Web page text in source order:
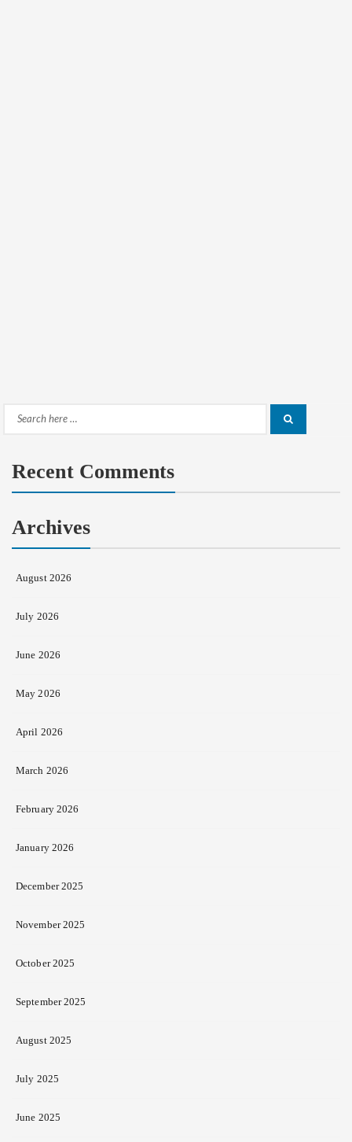
Search
Recent Comments
Archives
August 2026
July 2026
June 2026
May 2026
April 2026
March 2026
February 2026
January 2026
December 2025
November 2025
October 2025
September 2025
August 2025
July 2025
June 2025